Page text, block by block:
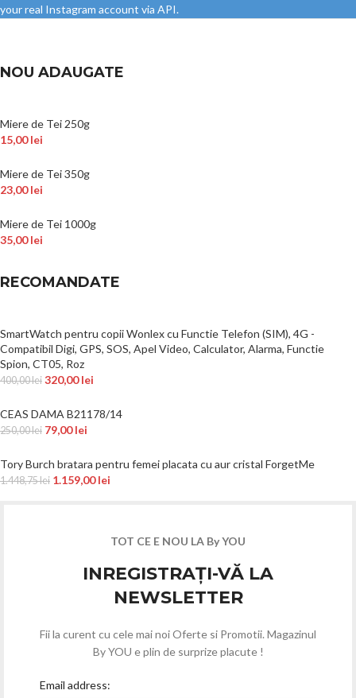
your real Instagram account via API.
NOU ADAUGATE
Miere de Tei 250g
15,00lei
Miere de Tei 350g
23,00lei
Miere de Tei 1000g
35,00lei
RECOMANDATE
SmartWatch pentru copii Wonlex cu Functie Telefon (SIM), 4G -
Compatibil Digi, GPS, SOS, Apel Video, Calculator, Alarma, Functie
Spion, CT05, Roz
400,00lei 320,00lei
CEAS DAMA B21178/14
250,00lei 79,00lei
Tory Burch bratara pentru femei placata cu aur cristal ForgetMe
1.448,75lei 1.159,00lei
TOT CE E NOU LA By YOU
INREGISTRAȚI-VĂ LA
NEWSLETTER
Fii la curent cu cele mai noi Oferte si Promotii. Magazinul
By YOU e plin de surprize placute !
Email address: